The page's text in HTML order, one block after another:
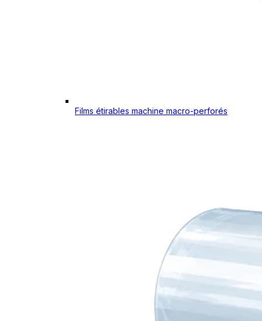
Films étirables machine macro-perforés